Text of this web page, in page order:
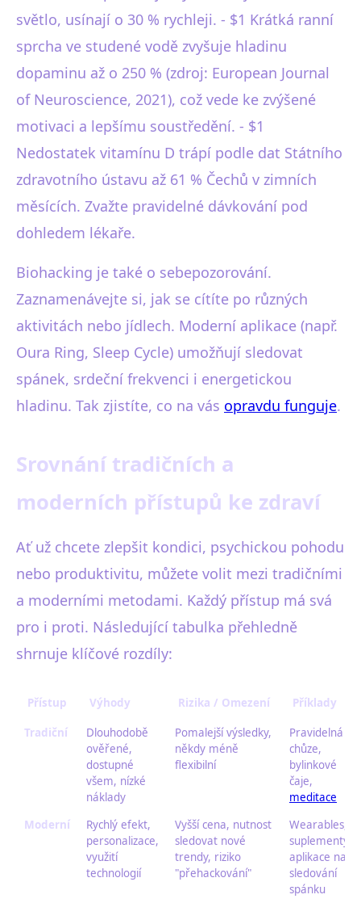
světlo, usínají o 30 % rychleji. - $1 Krátká ranní
sprcha ve studené vodě zvyšuje hladinu
dopaminu až o 250 % (zdroj: European Journal
of Neuroscience, 2021), což vede ke zvýšené
motivaci a lepšímu soustředění. - $1
Nedostatek vitamínu D trápí podle dat Státního
zdravotního ústavu až 61 % Čechů v zimních
měsících. Zvažte pravidelné dávkování pod
dohledem lékaře.
Biohacking je také o sebepozorování.
Zaznamenávejte si, jak se cítíte po různých
aktivitách nebo jídlech. Moderní aplikace (např.
Oura Ring, Sleep Cycle) umožňují sledovat
spánek, srdeční frekvenci i energetickou
hladinu. Tak zjistíte, co na vás opravdu funguje.
Srovnání tradičních a
moderních přístupů ke zdraví
Ať už chcete zlepšit kondici, psychickou pohodu
nebo produktivitu, můžete volit mezi tradičními
a moderními metodami. Každý přístup má svá
pro i proti. Následující tabulka přehledně
shrnuje klíčové rozdíly:
Přístup Výhody Rizika / Omezení Příklady
Tradiční
Dlouhodobě
ověřené,
dostupné
všem, nízké
náklady
Pomalejší výsledky,
někdy méně
flexibilní
Pravidelná
chůze,
bylinkové
čaje,
meditace
Moderní
Rychlý efekt,
personalizace,
využití
technologií
Vyšší cena, nutnost
sledovat nové
trendy, riziko
"přehackování"
Wearables,
suplementy,
aplikace na
sledování
spánku